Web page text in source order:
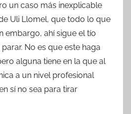
un caso más inexplicable
Uli Llomel, que todo lo que
embargo, ahí sigue el tío
No es que este haga
alguna tiene en la que al
a un nivel profesional
sí no sea para tirar